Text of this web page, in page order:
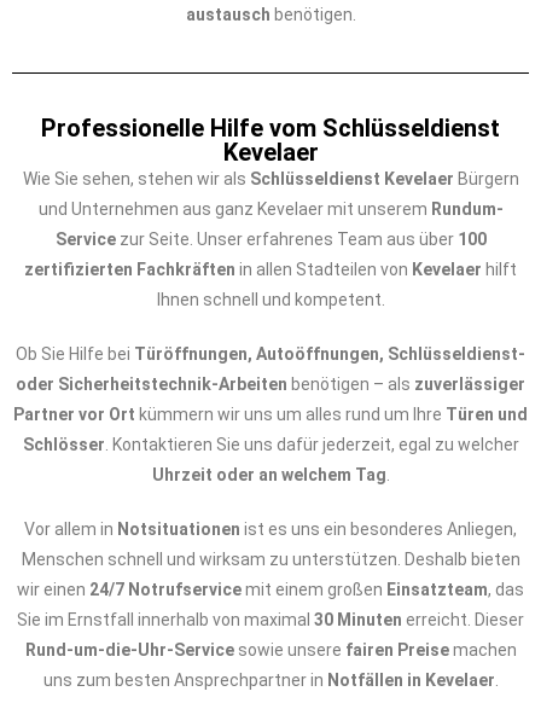
austausch benötigen.
Professionelle Hilfe vom Schlüsseldienst
Kevelaer
Wie Sie sehen, stehen wir als Schlüsseldienst Kevelaer Bürgern
und Unternehmen aus ganz Kevelaer mit unserem Rundum-
Servicezur Seite. Unser erfahrenes Team aus über 100
zertifizierten Fachkräften in allen Stadteilen von Kevelaer hilft
Ihnen schnell und kompetent.
Ob Sie Hilfe bei Türöffnungen, Autoöffnungen, Schlüsseldienst-
oder Sicherheitstechnik-Arbeiten benötigen – als zuverlässiger
Partner vor Ort kümmern wir uns um alles rund um Ihre Türen und
Schlösser . Kontaktieren Sie uns dafür jederzeit, egal zu welcher
Uhrzeit oder an welchem Tag
Vor allem in Notsituationen ist es uns ein besonderes Anliegen,
Menschen schnell und wirksam zu unterstützen. Deshalb bieten
wir einen 24/7 Notrufservicemit einem großen Einsatzteam, das
Sie im Ernstfall innerhalb von maximal 30 Minuten erreicht. Dieser
Rund-um-die-Uhr-Servicesowie unsere fairen Preisemachen
uns zum besten Ansprechpartner in Notfällen in Kevelaer